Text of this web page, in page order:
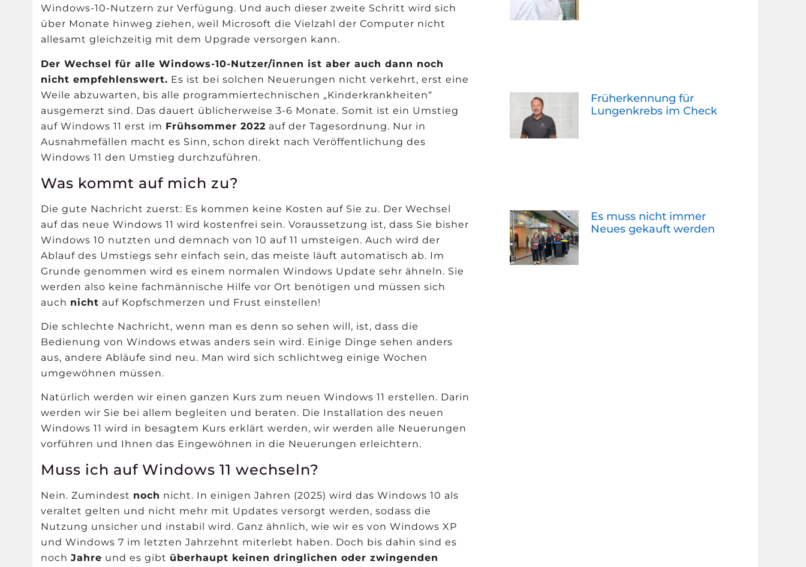
Windows-10-Nutzern zur Verfügung. Und auch dieser zweite Schritt wird sich
über Monate hinweg ziehen, weil Microsoft die Vielzahl der Computer nicht
allesamt gleichzeitig mit dem Upgrade versorgen kann.
Der Wechsel für alle Windows-10-Nutzer/innen ist aber auch dann noch
nicht empfehlenswert. Es ist bei solchen Neuerungen nicht verkehrt, erst eine
Weile abzuwarten, bis alle programmiertechnischen „Kinderkrankheiten“
ausgemerzt sind. Das dauert üblicherweise 3-6 Monate. Somit ist ein Umstieg
auf Windows 11 erst im Frühsommer 2022 auf der Tagesordnung. Nur in
Ausnahmefällen macht es Sinn, schon direkt nach Veröffentlichung des
Windows 11 den Umstieg durchzuführen.
Was kommt auf mich zu?
Die gute Nachricht zuerst: Es kommen keine Kosten auf Sie zu. Der Wechsel
auf das neue Windows 11 wird kostenfrei sein. Voraussetzung ist, dass Sie bisher
Windows 10 nutzten und demnach von 10 auf 11 umsteigen. Auch wird der
Ablauf des Umstiegs sehr einfach sein, das meiste läuft automatisch ab. Im
Grunde genommen wird es einem normalen Windows Update sehr ähneln. Sie
werden also keine fachmännische Hilfe vor Ort benötigen und müssen sich
auch nicht auf Kopfschmerzen und Frust einstellen!
Die schlechte Nachricht, wenn man es denn so sehen will, ist, dass die
Bedienung von Windows etwas anders sein wird. Einige Dinge sehen anders
aus, andere Abläufe sind neu. Man wird sich schlichtweg einige Wochen
umgewöhnen müssen.
Natürlich werden wir einen ganzen Kurs zum neuen Windows 11 erstellen. Darin
werden wir Sie bei allem begleiten und beraten. Die Installation des neuen
Windows 11 wird in besagtem Kurs erklärt werden, wir werden alle Neuerungen
vorführen und Ihnen das Eingewöhnen in die Neuerungen erleichtern.
Muss ich auf Windows 11 wechseln?
Nein. Zumindest noch nicht. In einigen Jahren (2025) wird das Windows 10 als
veraltet gelten und nicht mehr mit Updates versorgt werden, sodass die
Nutzung unsicher und instabil wird. Ganz ähnlich, wie wir es von Windows XP
und Windows 7 im letzten Jahrzehnt miterlebt haben. Doch bis dahin sind es
nochJahre und es gibt überhaupt keinen dringlichen oder zwingenden
Früherkennung für
Lungenkrebs im Check
Es muss nicht immer
Neues gekauft werden